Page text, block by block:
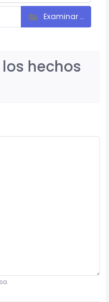
Examinar …
hechos